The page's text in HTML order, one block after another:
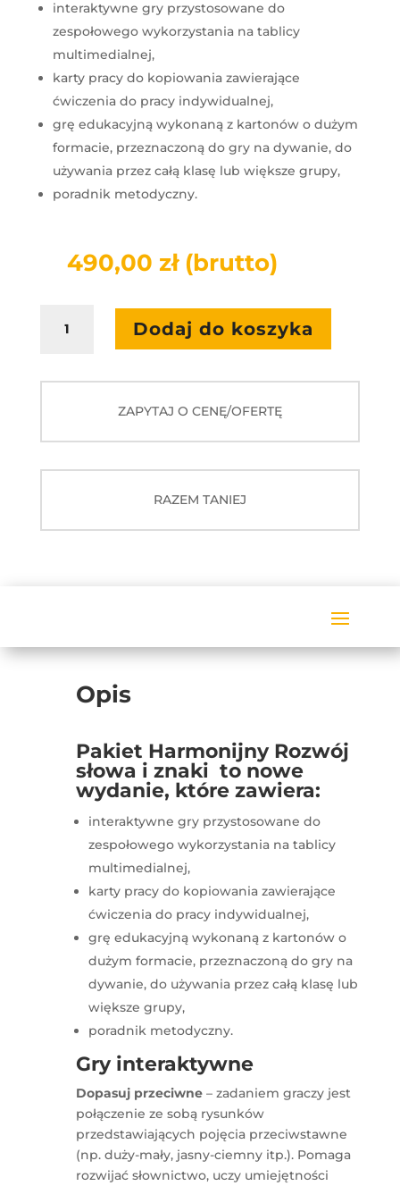
interaktywne gry przystosowane do
zespołowego wykorzystania na tablicy
multimedialnej,
karty pracy do kopiowania zawierające
ćwiczenia do pracy indywidualnej,
grę edukacyjną wykonaną z kartonów o dużym
formacie, przeznaczoną do gry na dywanie, do
używania przez całą klasę lub większe grupy,
poradnik metodyczny.
490,00 zł (brutto)
HARMONIJNY
ZNAKI
Dodaj do koszyka
ZAPYTAJ O CENĘ/OFERTĘ
RAZEM TANIEJ
Opis
Pakiet Harmonijny Rozwój
słowa i znaki to nowe
wydanie, które zawiera:
interaktywne gry przystosowane do
zespołowego wykorzystania na tablicy
multimedialnej,
karty pracy do kopiowania zawierające
ćwiczenia do pracy indywidualnej,
grę edukacyjną wykonaną z kartonów o
dużym formacie, przeznaczoną do gry na
dywanie, do używania przez całą klasę lub
większe grupy,
poradnik metodyczny.
Gry interaktywne
Dopasuj przeciwne – zadaniem graczy jest
połączenie ze sobą rysunków
przedstawiających pojęcia przeciwstawne
(np. duży-mały, jasny-ciemny itp.). Pomaga
rozwijać słownictwo, uczy umiejętności